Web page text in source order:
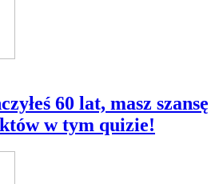
60 lat, masz szansę
w tym quizie!